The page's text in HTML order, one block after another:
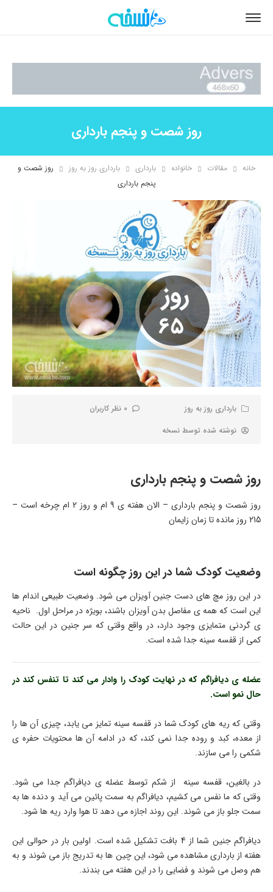
روز شصت و پنجم بارداری
خانه مقالات خانواده بارداری بارداری روز به روز
روز شصت و
پنجم بارداری
بارداری روز به روز
0 نظر کاربران
نوشته شده توسط نسخه
روز شصت و پنجم بارداری
روز شصت و پنجم بارداری – الان هفته ی 9 ام و روز 2 ام چرخه است –
215 روز مانده تا زمان زایمان
وضعیت کودک شما در این روز چگونه است
در این روز مچ های دست جنین آویزان می شود. وضعیت طبیعی اندام ها
این است که همه ی مفاصل بدن آویزان باشند، بویژه در مراحل اول. ناحیه
ی گردنی متمایزی وجود دارد، در واقع وقتی که سر جنین در این حالت
کمی از قفسه سینه جدا شده است.
عضله ی دیافراگم که در نهایت کودک را وادار می کند تا تنفس کند در
حال نمو است.
وقتی که ریه های کودک شما در قفسه سینه تمایز می یابد، چیزی آن ها را
از معده، کبد و روده جدا نمی کند، که در ادامه آن ها محتویات حفره ی
شکمی را می سازند.
در بالغین، قفسه سینه از شکم توسط عضله ی دیافراگم جدا می شود.
وقتی که ما نفس می کشیم، دیافراگم به سمت پائین می آید و دنده ها به
سمت جلو باز می شوند. این روند اجازه می دهد تا هوا وارد ریه ها شود.
دیافراگم جنین شما از 4 بافت تشکیل شده است. اولین بار در حوالی این
هفته از بارداری مشاهده می شود، این چین ها به تدریج باز می شوند و به
هم وصل می شوند و فضایی را در این هفته می بندند.